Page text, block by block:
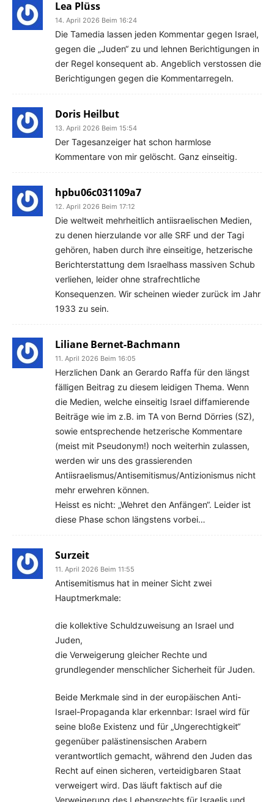
Lea Plüss
14. April 2026 Beim 16:24
Die Tamedia lassen jeden Kommentar gegen Israel,
gegen die „Juden“ zu und lehnen Berichtigungen in
der Regel konsequent ab. Angeblich verstossen die
Berichtigungen gegen die Kommentarregeln.
Doris Heilbut
13. April 2026 Beim 15:54
Der Tagesanzeiger hat schon harmlose
Kommentare von mir gelöscht. Ganz einseitig.
hpbu06c031109a7
12. April 2026 Beim 17:12
Die weltweit mehrheitlich antiisraelischen Medien,
zu denen hierzulande vor alle SRF und der Tagi
gehören, haben durch ihre einseitige, hetzerische
Berichterstattung dem Israelhass massiven Schub
verliehen, leider ohne strafrechtliche
Konsequenzen. Wir scheinen wieder zurück im Jahr
1933 zu sein.
Liliane Bernet-Bachmann
11. April 2026 Beim 16:05
Herzlichen Dank an Gerardo Raffa für den längst
fälligen Beitrag zu diesem leidigen Thema. Wenn
die Medien, welche einseitig Israel diffamierende
Beiträge wie im z.B. im TA von Bernd Dörries (SZ),
sowie entsprechende hetzerische Kommentare
(meist mit Pseudonym!) noch weiterhin zulassen,
werden wir uns des grassierenden
Antiisraelismus/Antisemitismus/Antizionismus nicht
mehr erwehren können.
Heisst es nicht: „Wehret den Anfängen“. Leider ist
diese Phase schon längstens vorbei…
Surzeit
11. April 2026 Beim 11:55
Antisemitismus hat in meiner Sicht zwei
Hauptmerkmale:
die kollektive Schuldzuweisung an Israel und
Juden,
die Verweigerung gleicher Rechte und
grundlegender menschlicher Sicherheit für Juden.
Beide Merkmale sind in der europäischen Anti-
Israel-Propaganda klar erkennbar: Israel wird für
seine bloße Existenz und für „Ungerechtigkeit“
gegenüber palästinensischen Arabern
verantwortlich gemacht, während den Juden das
Recht auf einen sicheren, verteidigbaren Staat
verweigert wird. Das läuft faktisch auf die